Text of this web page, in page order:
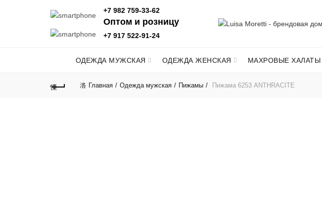
+7 982 759-33-62
Оптом и розницу
+7 917 522-91-24
ОДЕЖДА МУЖСКАЯ ОДЕЖДА ЖЕНСКАЯ МАХРОВЫЕ ХАЛАТЫ
Главная Одежда мужская Пижамы Пижама 6253 ANTHRACITE